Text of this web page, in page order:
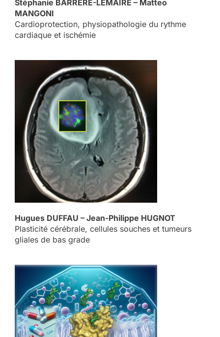
Stéphanie BARRÈRE-LEMAIRE – Matteo
MANGONI
Cardioprotection, physiopathologie du rythme
cardiaque et ischémie
Hugues DUFFAU – Jean-Philippe HUGNOT
Plasticité cérébrale, cellules souches et tumeurs
gliales de bas grade